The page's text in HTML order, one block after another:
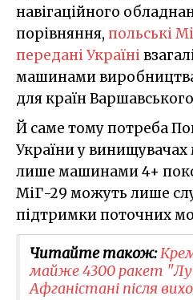
навігаційного
порівняння, польські
передані Україні
машинами виробництва
для країн
Й саме тому потреба
України у
лише машинами 4+
МіГ-29 можуть лише
підтримки поточних
Читайте також:
майже 4300 ракет
Афганістані після